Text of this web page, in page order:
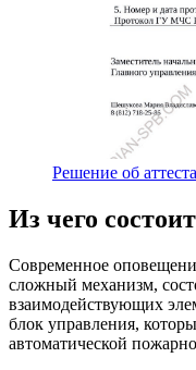
Решение об
Из чего
Современное
сложный механизм,
взаимодействующих
блок управления,
автоматической